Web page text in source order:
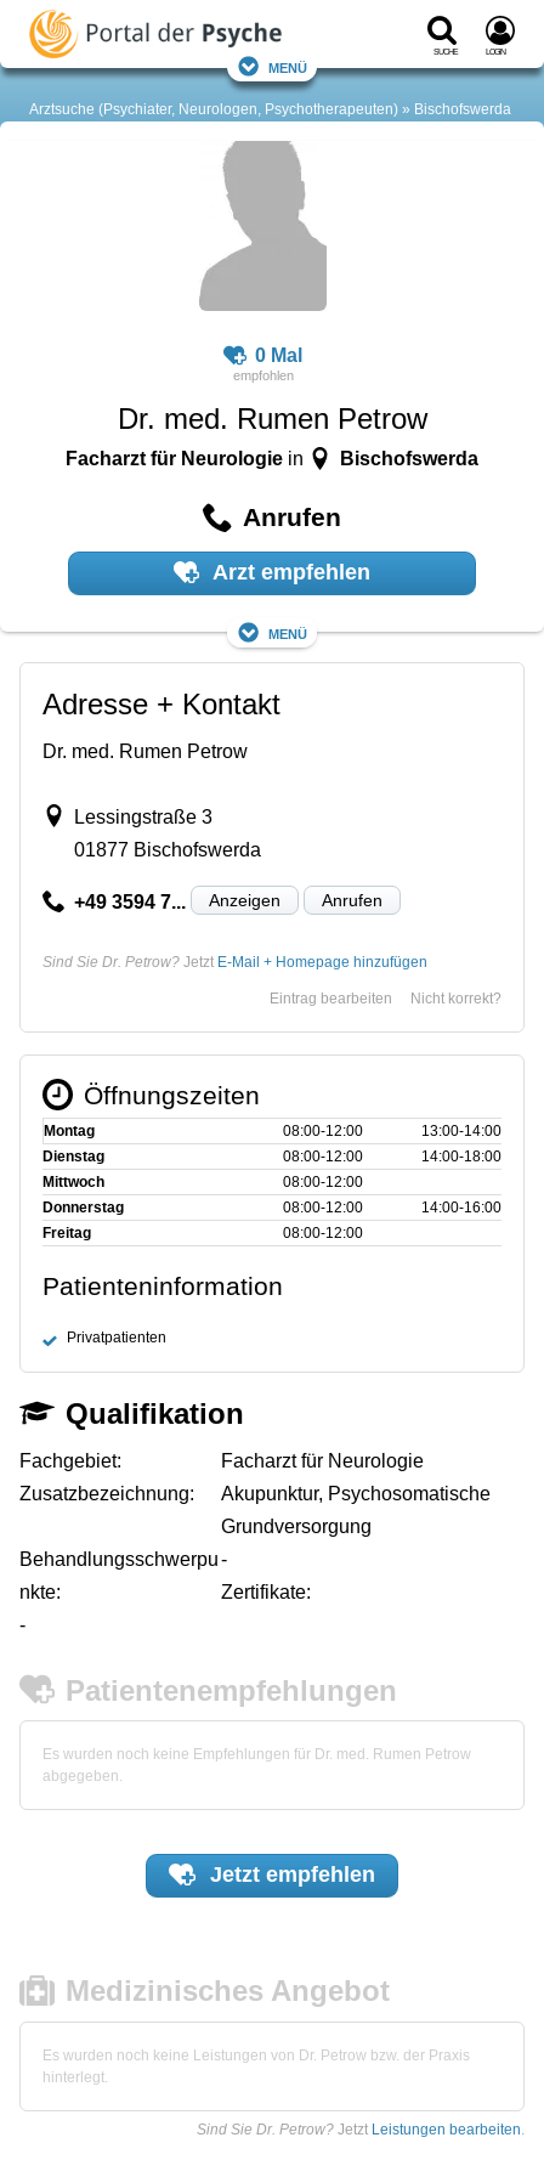
Suche Login
Menü
Arztsuche (Psychiater, Neurologen, Psychotherapeuten) Bischofswerda
0 Mal
Dr. med. Rumen Petrow
Facharzt für Neurologie in Bischofswerda
Anrufen
Arzt empfehlen
Menü
Adresse + Kontakt
Dr. med. Rumen Petrow
Lessingstraße 3
01877 Bischofswerda
+49 3594 7... Anzeigen Anrufen
Sind Sie Dr. Petrow? Jetzt E-Mail + Homepage hinzufügen
Nicht korrekt?
Eintrag bearbeiten
Öffnungszeiten
Montag 08:00‑12:00
13:00‑14:00
Dienstag
08:00‑12:00
14:00‑18:00
Mittwoch
08:00‑12:00
Donnerstag
08:00‑12:00
14:00‑16:00
Freitag
08:00‑12:00
Patienteninformation
Privatpatienten
Qualifikation
Fachgebiet:
Facharzt für Neurologie
Zusatzbezeichnung:
Akupunktur, Psychosomatische
Grundversorgung
Behandlungsschwerpu
nkte:
-
Zertifikate:
-
Patientenempfehlungen
Es wurden noch keine Empfehlungen für Dr. med. Rumen Petrow
abgegeben.
Jetzt empfehlen
Medizinisches Angebot
Es wurden noch keine Leistungen von Dr. Petrow bzw. der Praxis
hinterlegt.
Sind Sie Dr. Petrow? Jetzt Leistungen bearbeiten.